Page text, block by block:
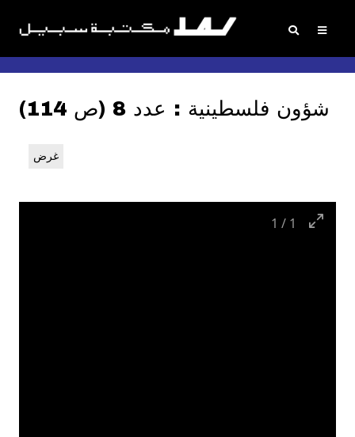
شؤون فلسطينية : عدد 8 (ص 114)
غرض
1 / 1